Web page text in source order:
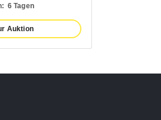
6 Tagen
Auktion